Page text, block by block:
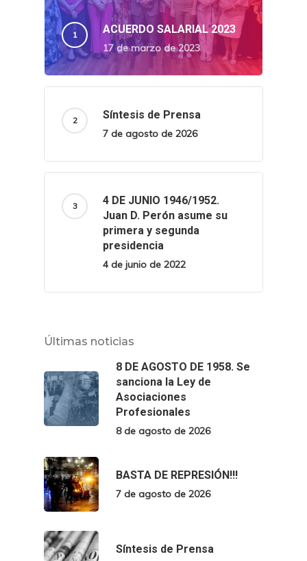
ACUERDO SALARIAL 2023
17 de marzo de 2023
Síntesis de Prensa
7 de agosto de 2026
4 DE JUNIO 1946/1952.
Juan D. Perón asume su
primera y segunda
presidencia
4 de junio de 2022
Últimas noticias
8 DE AGOSTO DE 1958. Se
sanciona la Ley de
Asociaciones
Profesionales
8 de agosto de 2026
BASTA DE REPRESIÓN!!!
7 de agosto de 2026
Síntesis de Prensa